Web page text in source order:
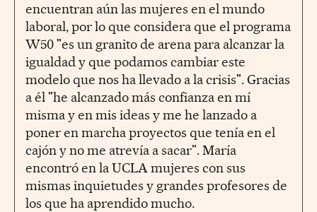
encuentran aún las mujeres en el mundo
laboral, por lo que considera que el programa
W50 "es un granito de arena para alcanzar la
igualdad y que podamos cambiar este
modelo que nos ha llevado a la crisis". Gracias
a él "he alcanzado más confianza en mí
misma y en mis ideas y me he lanzado a
poner en marcha proyectos que tenía en el
cajón y no me atrevía a sacar". María
encontró en la UCLA mujeres con sus
mismas inquietudes y grandes profesores de
los que ha aprendido mucho.